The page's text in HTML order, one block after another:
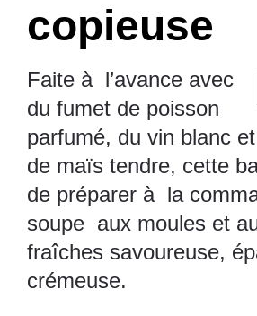
copieuse
Faite à l’avance avec
du fumet de poisson
parfumé, du vin blanc
de maïs tendre, cette
de préparer à la
soupe aux moules et
fraîches savoureuse,
crémeuse.